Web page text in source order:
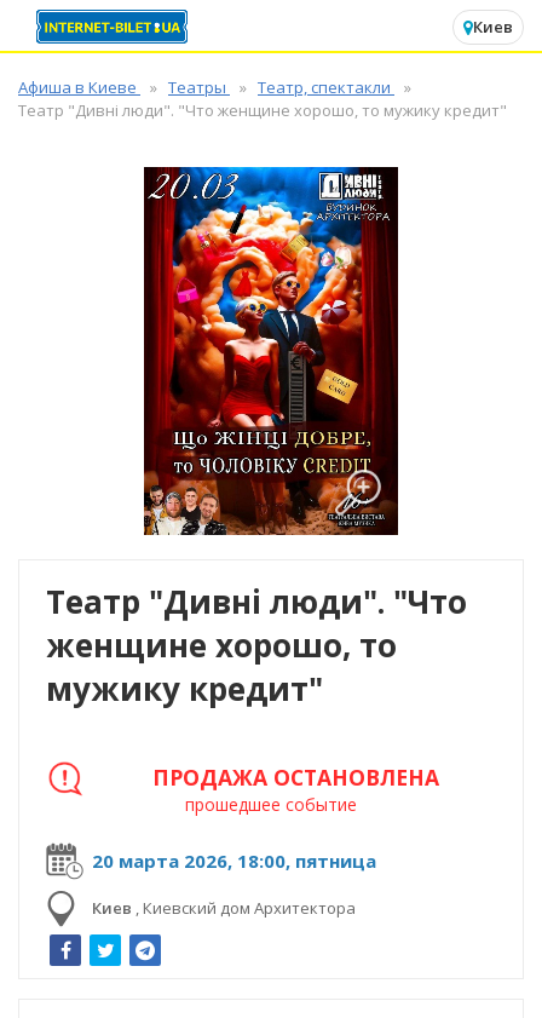
Киев
Афиша в Киеве Театры
Театр, спектакли
Театр "Дивні люди". "Что женщине хорошо, то мужику кредит"
Театр "Дивні люди". "Что
женщине хорошо, то
мужику кредит"
20 марта 2026, 18:00, пятница
Киев , Киевский дом Архитектора
ПРОДАЖА ОСТАНОВЛЕНА
прошедшее событие